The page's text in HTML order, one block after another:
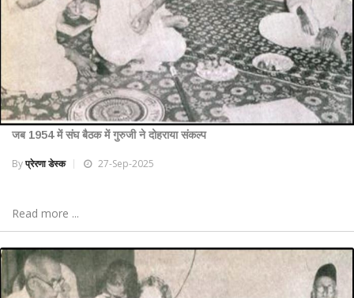
जब 1954 में संघ बैठक में गुरुजी ने दोहराया संकल्प
Byप्रेरणा डेस्क 27-Sep-2025
Read more ...